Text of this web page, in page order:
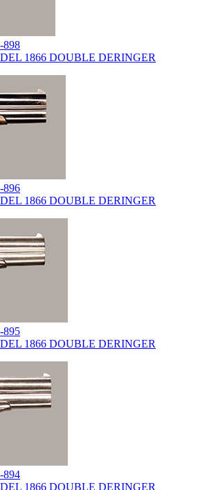
898
1866 DOUBLE DERINGER
896
1866 DOUBLE DERINGER
895
1866 DOUBLE DERINGER
894
1866 DOUBLE DERINGER